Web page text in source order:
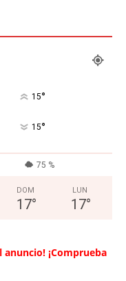
15°
15°
75 %
DOM
17°
LUN
17°
anuncio! ¡Comprueba